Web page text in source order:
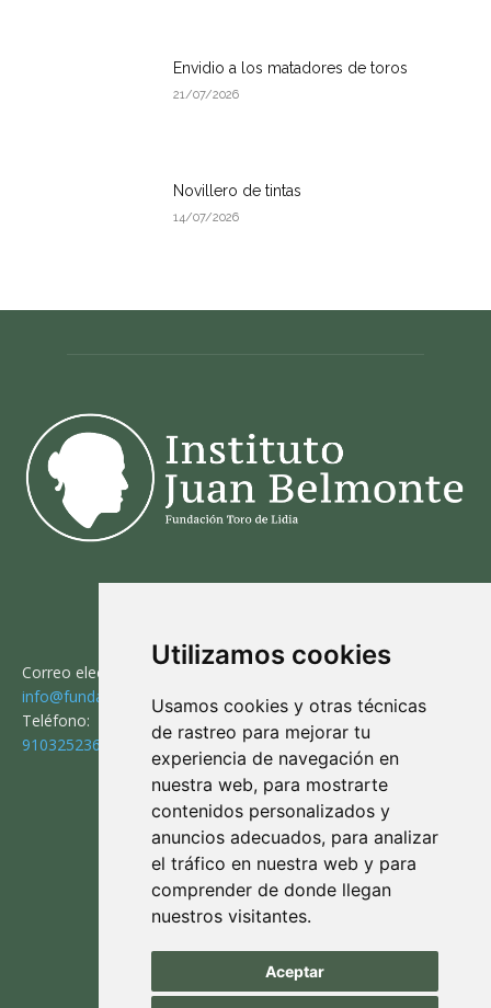
Utilizamos cookies
Usamos cookies y otras técnicas
de rastreo para mejorar tu
experiencia de navegación en
nuestra web, para mostrarte
contenidos personalizados y
anuncios adecuados, para analizar
el tráfico en nuestra web y para
comprender de donde llegan
nuestros visitantes.
Aceptar
Envidio a los matadores de toros
21/07/2026
Novillero de tintas
14/07/2026
Correo electrónico:
info@fundaciontorodelidia.org
Teléfono:
910325236
SÍGUENOS
Aviso legal|Política de privacidad|
Política de cookies